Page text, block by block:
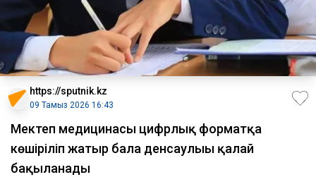
https://sputnik.kz
09 Тамыз 2026 16:43
Мектеп медицинасы цифрлық форматқа
көшіріліп жатыр бала денсаулығы қалай
бақыланады